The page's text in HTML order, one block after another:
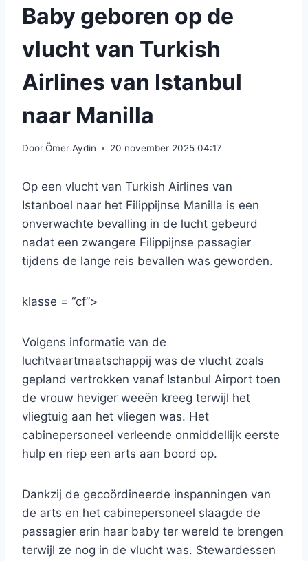
Baby geboren op de
vlucht van Turkish
Airlines van Istanbul
naar Manilla
DoorÖmer Aydin 20 november 2025 04:17
Op een vlucht van Turkish Airlines van
Istanboel naar het Filippijnse Manilla is een
onverwachte bevalling in de lucht gebeurd
nadat een zwangere Filippijnse passagier
tijdens de lange reis bevallen was geworden.
klasse = “cf”>
Volgens informatie van de
luchtvaartmaatschappij was de vlucht zoals
gepland vertrokken vanaf Istanbul Airport toen
de vrouw heviger weeën kreeg terwijl het
vliegtuig aan het vliegen was. Het
cabinepersoneel verleende onmiddellijk eerste
hulp en riep een arts aan boord op.
Dankzij de gecoördineerde inspanningen van
de arts en het cabinepersoneel slaagde de
passagier erin haar baby ter wereld te brengen
terwijl ze nog in de vlucht was. Stewardessen